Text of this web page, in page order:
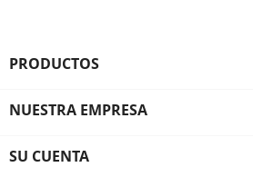
PRODUCTOS
NUESTRA EMPRESA
SU CUENTA